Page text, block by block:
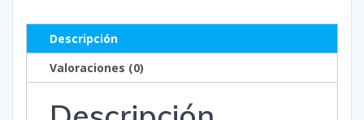
Descripción
Valoraciones (0)